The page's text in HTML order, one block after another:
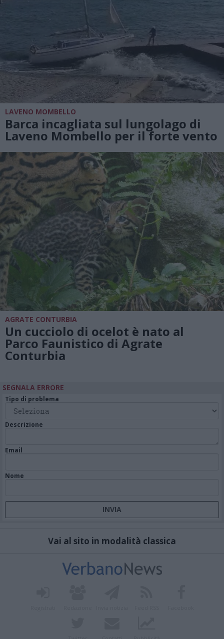
LAVENO MOMBELLO
Barca incagliata sul lungolago di
Laveno Mombello per il forte vento
AGRATE CONTURBIA
Un cucciolo di ocelot è nato al
Parco Faunistico di Agrate
Conturbia
SEGNALA ERRORE
Tipo di problema
Descrizione
Email
Nome
Vai al sito in modalità classica